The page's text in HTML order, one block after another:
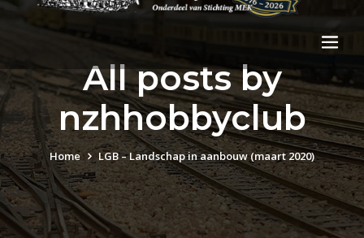
All posts by
nzhhobbyclub
Home LGB – Landschap in aanbouw (maart 2020)